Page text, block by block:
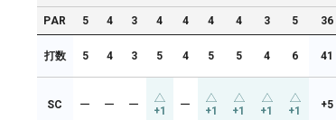
PAR 5 4 3 4 4 4 4 3 5 36
打数 5 4 3 5 4 5 5 4 6 41
SC ー ー ー +1 ー +1 +1 +1 +1 +5